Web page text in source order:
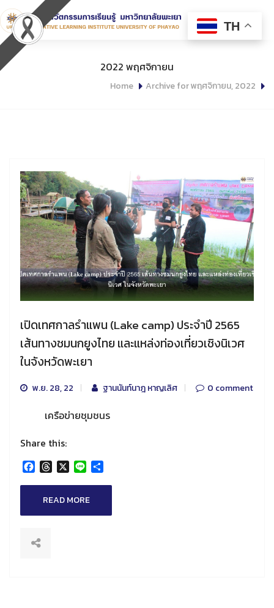
2022 พฤศจิกายน
Home Archive for พฤศจิกายน, 2022
เปิดเทศกาลรำแพน (Lake camp) ประจำปี 2565
เส้นทางชมนกยูงไทย และแหล่งท่องเที่ยวเชิงนิเวศ
ในจังหวัดพะเยา
พ.ย. 28, 22 ฐานนันท์นาฎ หาญเลิศ 0 comment
เครือข่ายชุมชนร
Share this:
Facebook
Threads
X Line
READ MORE
TH